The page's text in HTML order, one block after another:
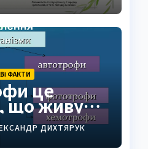
ФАКТИ
це
що живуть
ДИХТЯРУК